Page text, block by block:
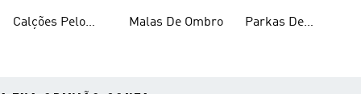
Calções Pelo
Malas De Ombro
Parkas De